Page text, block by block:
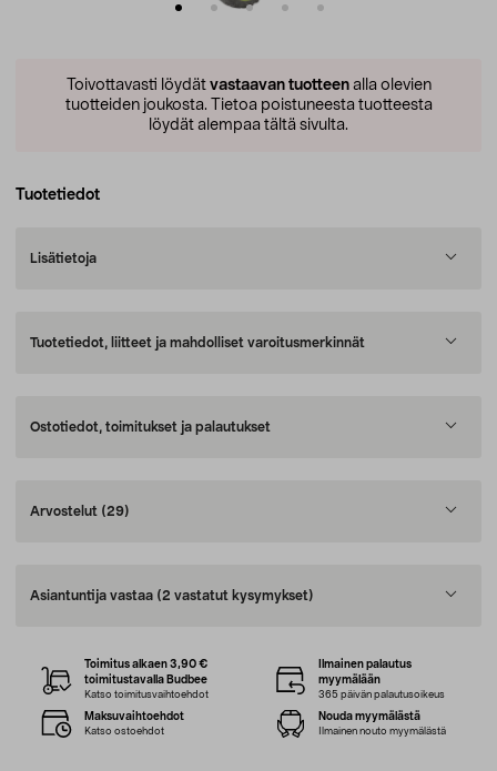
Toivottavasti löydät vastaavan tuotteenalla olevien
tuotteiden joukosta. Tietoa poistuneesta tuotteesta
löydät alempaa tältä sivulta.
Tuotetiedot
Lisätietoja
Tuotetiedot, liitteet ja mahdolliset varoitusmerkinnät
Ostotiedot, toimitukset ja palautukset
Arvostelut (29)
Asiantuntija vastaa (2 vastatut kysymykset)
Toimitus alkaen 3,90 €
toimitustavalla Budbee
Katso toimitusvaihtoehdot
Ilmainen palautus
myymälään
365 päivän palautusoikeus
Maksuvaihtoehdot
Katso ostoehdot
Nouda myymälästä
Ilmainen nouto myymälästä